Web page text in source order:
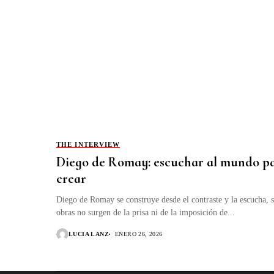
THE INTERVIEW
Diego de Romay: escuchar al mundo
crear
Diego de Romay se construye desde el contraste y la escucha,
obras no surgen de la prisa ni de la imposición de...
LUCIA LANZ ENERO 26, 2026